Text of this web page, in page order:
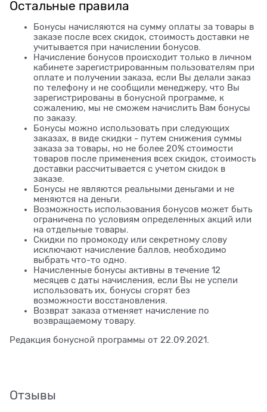
Остальные правила
Бонусы начисляются на сумму оплаты за товары в
заказе после всех скидок, стоимость доставки не
учитывается при начислении бонусов.
Начисление бонусов происходит только в личном
кабинете зарегистрированным пользователям при
оплате и получении заказа, если Вы делали заказ
по телефону и не сообщили менеджеру, что Вы
зарегистрированы в бонусной программе, к
сожалению, мы не сможем начислить Вам бонусы
по заказу.
Бонусы можно использовать при следующих
заказах, в виде скидки - путем снижения суммы
заказа за товары, но не более 20% стоимости
товаров после применения всех скидок, стоимость
доставки рассчитывается с учетом скидок в
заказе.
Бонусы не являются реальными деньгами и не
меняются на деньги.
Возможность использования бонусов может быть
ограничена по условиям определенных акций или
на отдельные товары.
Скидки по промокоду или секретному слову
исключают начисление баллов, необходимо
выбрать что-то одно.
Начисленные бонусы активны в течение 12
месяцев с даты начисления, если Вы не успели
использовать их, бонусы сгорят без
возможности восстановления.
Возврат заказа отменяет начисление по
возвращаемому товару.
Редакция бонусной программы от 22.09.2021.
Отзывы